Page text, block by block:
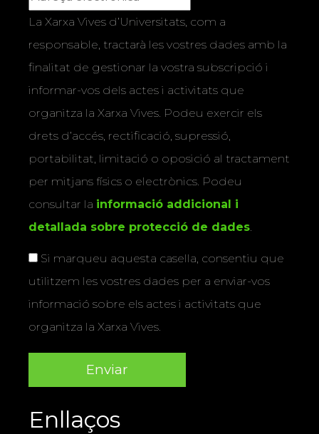
La Xarxa Vives d’Universitats, com a
responsable, tractarà les vostres dades amb la
finalitat de gestionar la vostra subscripció i
informar-vos dels actes i activitats que
organitza la Xarxa Vives. Podeu exercir els
drets d’accés, rectificació, supressió,
portabilitat, limitació o oposició al tractament
per mitjans físics o electrònics. Podeu
consultar la informació addicional i
detallada sobre protecció de dades.
Si marqueu aquesta casella, consentiu que
utilitzem les vostres dades per a enviar-vos
informació sobre els actes i activitats que
organitza la Xarxa Vives.
Enllaços